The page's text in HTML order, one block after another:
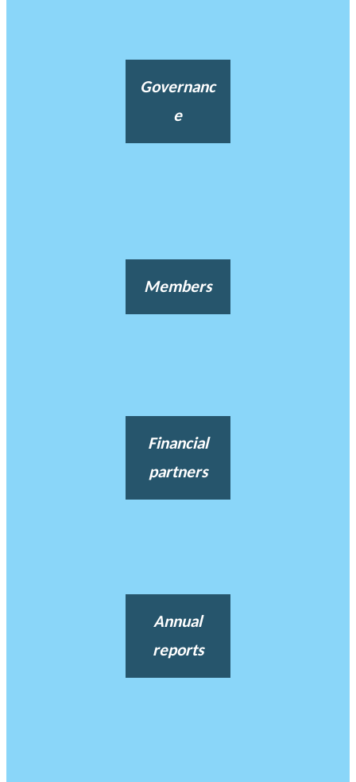
Governanc
e
Members
Financial
partners
Annual
reports